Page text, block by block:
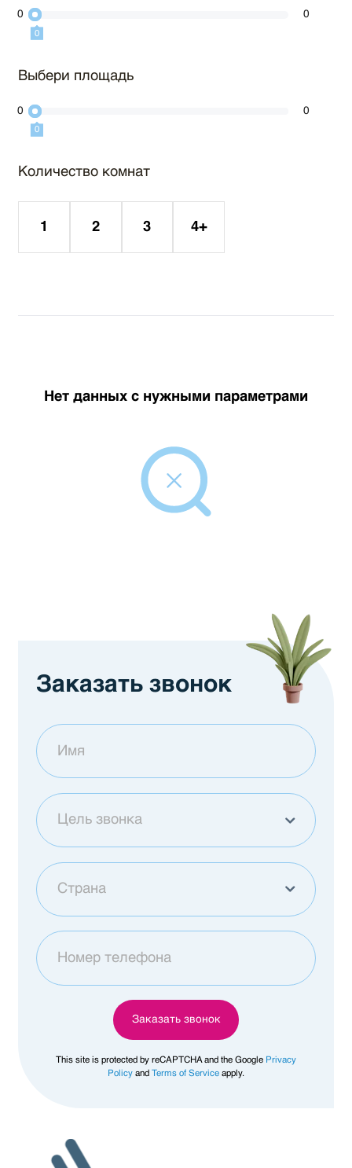
0
0
0
0
Выбери площадь
0
0
0
0
Количество комнат
1 2 3 4+
Нет данных с нужными параметрами
Заказать звонок
Цель звонка
Купить квартиру
Страна
Грузия
Afghanistan
Åland Islands
Algeria
Заказать звонок
This site is protected by reCAPTCHA and the Google Privacy
Policy and Terms of Service apply.